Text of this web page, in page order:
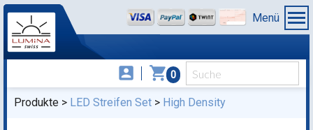
account_box shopping_cart 0
Menü
Produkte LED Streifen Set High Density